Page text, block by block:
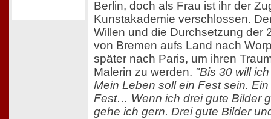
Berlin, doch als Frau ist ihr der
Kunstakademie verschlossen.
Willen und die Durchsetzung der
von Bremen aufs Land nach
später nach Paris, um ihren
Malerin zu werden. "Bis 30 will
Mein Leben soll ein Fest sein.
Fest… Wenn ich drei gute Bilder
gehe ich gern. Drei gute Bilder